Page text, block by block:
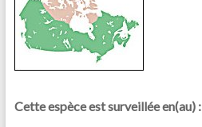
Cette espèce est surveillée en(au) :